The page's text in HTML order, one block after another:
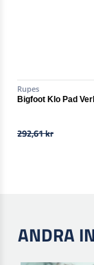
Rupes
Bigfoot Klo Pad
292,61 kr
ANDRA